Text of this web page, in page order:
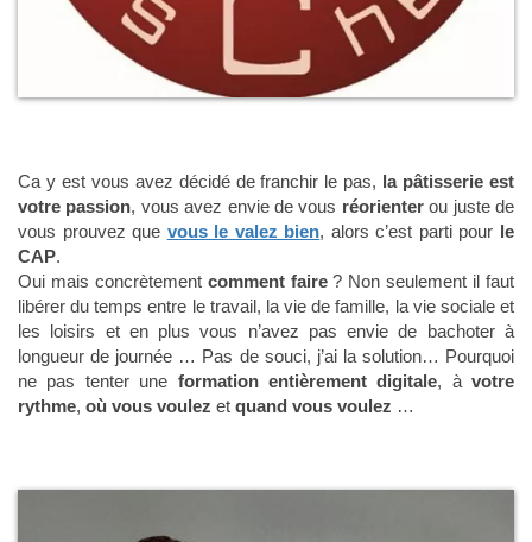
Ca y est vous avez décidé de franchir le pas, la pâtisserie est
votre passion, vous avez envie de vous réorienterou juste de
vous prouvez que vous le valez bien, alors c’est parti pour le
CAP.
Oui mais concrètement comment faire? Non seulement il faut
libérer du temps entre le travail, la vie de famille, la vie sociale et
les loisirs et en plus vous n’avez pas envie de bachoter à
longueur de journée … Pas de souci, j’ai la solution… Pourquoi
ne pas tenter une formation entièrement digitale, à votre
rythme, où vous voulez et quand vous voulez …